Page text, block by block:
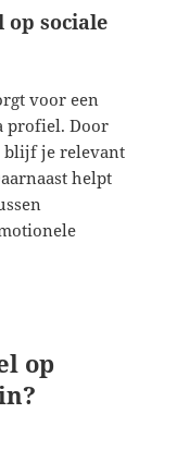
op sociale
voor een
profiel. Door
blijf je relevant
helpt
op